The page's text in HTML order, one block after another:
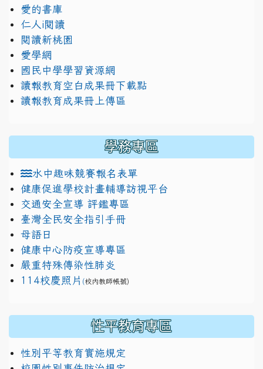
愛的書庫
仁人i閱讀
閱讀新桃園
愛學網
國民中學學習資源網
讀報教育空白成果冊下載點
讀報教育成果冊上傳區
學務專區
水中趣味競賽報名表單
健康促進學校計畫輔導訪視平台
交通安全宣導 評鑑專區
臺灣全民安全指引手冊
母語日
健康中心防疫宣導專區
嚴重特殊傳染性肺炎
114校慶照片 (校內教師帳號)
性平教育專區
性別平等教育實施規定